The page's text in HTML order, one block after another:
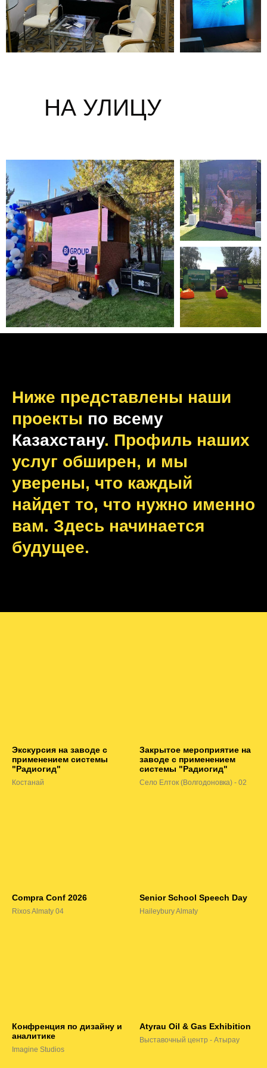
НА УЛИЦУ
Ниже представлены наши
проекты по всему
Казахстану. Профиль наших
услуг обширен, и мы
уверены, что каждый
найдет то, что нужно именно
вам. Здесь начинается
будущее.
Экскурсия на заводе с
применением системы
"Радиогид"
Костанай
Закрытое мероприятие на
заводе с применением
системы "Радиогид"
Село Елток (Волгодоновка) - 02
Compra Conf 2026
Rixos Almaty 04
Senior School Speech Day
Haileybury Almaty
Конфренция по дизайну и
аналитике
Imagine Studios
Atyrau Oil & Gas Exhibition
Выставочный центр - Атырау